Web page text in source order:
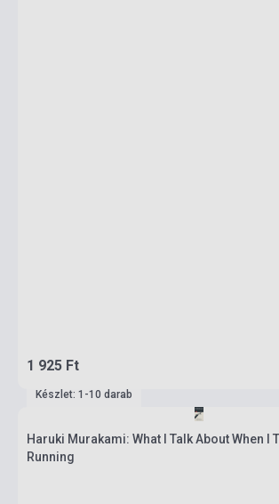
1 925 Ft
Készlet: 1-10 darab
Haruki Murakami: What I Talk About When I
Running